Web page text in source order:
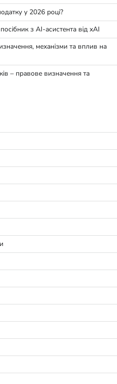
у 2026 році?
з AI-асистента від xAI
механізми та вплив на
– правове визначення та